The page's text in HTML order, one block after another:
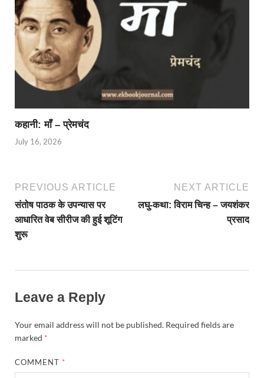
कहानी: माँ – प्रेमचंद
July 16, 2026
PREVIOUS ARTICLE
संतोष पाठक के उपन्यास पर
आधारित वेब सीरीज की हुई शूटिंग
शुरू
NEXT ARTICLE
लघु-कथा: विराम चिन्ह – जयशंकर
प्रसाद
Leave a Reply
Your email address will not be published. Required fields are
marked *
COMMENT *